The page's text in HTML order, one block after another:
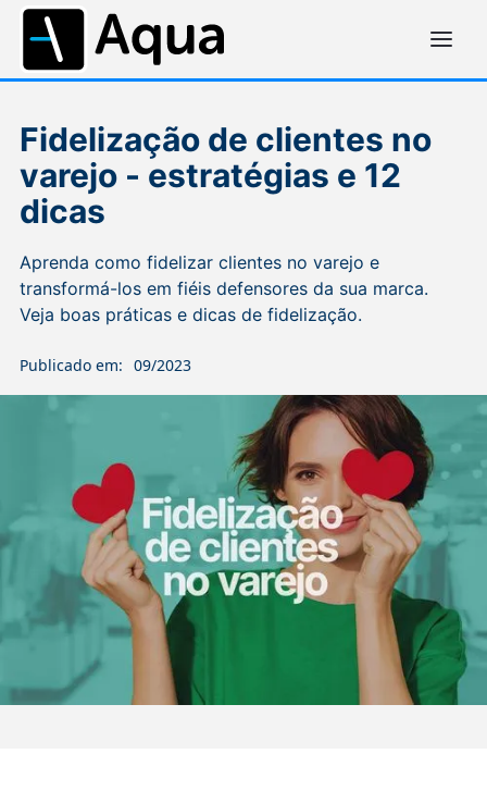
Fidelização de clientes no
varejo - estratégias e 12
dicas
Aprenda como fidelizar clientes no varejo e
transformá-los em fiéis defensores da sua marca.
Veja boas práticas e dicas de fidelização.
Publicado em: 09/2023